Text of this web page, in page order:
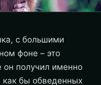
с большими
фоне – это
он получил именно
как бы обведенных